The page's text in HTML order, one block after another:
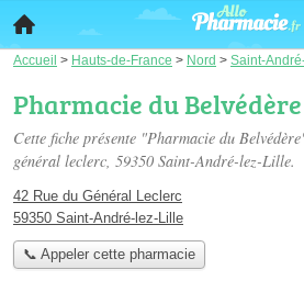
Accueil > Hauts-de-France > Nord > Saint-
Pharmacie du Belvédère
Cette fiche présente "Pharmacie du
général leclerc, 59350 Saint-André-lez-Lille.
42 Rue du Général Leclerc
59350 Saint-André-lez-Lille
📞 Appeler cette pharmacie